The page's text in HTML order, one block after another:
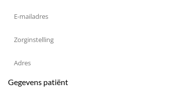
Gegevens patiënt